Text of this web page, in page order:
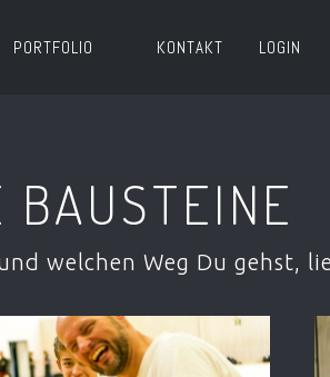
PORTFOLIO KONTAKT LOGIN
BAUSTEINE
welchen Weg Du gehst,